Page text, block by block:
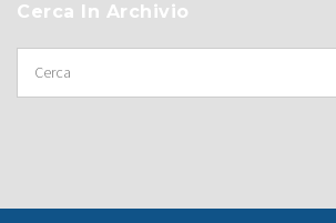
Cerca In Archivio